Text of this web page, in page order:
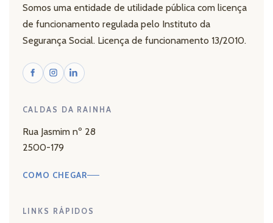
Somos uma entidade de utilidade pública com licença
de funcionamento regulada pelo Instituto da
Segurança Social. Licença de funcionamento 13/2010.
CALDAS DA RAINHA
Rua Jasmim nº 28
2500-179
COMO CHEGAR
LINKS RÁPIDOS